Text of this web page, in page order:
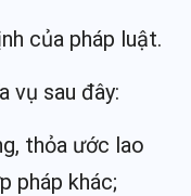
của pháp luật.
vụ sau đây:
thỏa ước lao
pháp khác;